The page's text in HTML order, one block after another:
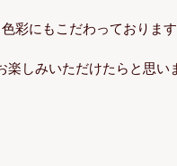
彩にもこだわっております
楽しみいただけたらと思い